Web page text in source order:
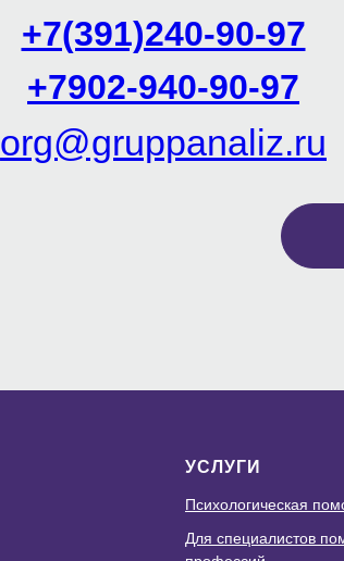
+7(391)240-90-97
+7902-940-90-97
org@gruppanaliz.ru
УСЛУГИ
Психологическая
Для специалистов